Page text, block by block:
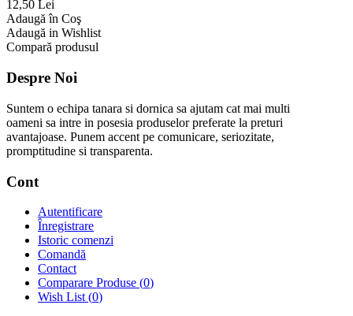
12,50 Lei
Adaugă în Coş
Adaugă in Wishlist
Compară produsul
Despre Noi
Suntem o echipa tanara si dornica sa ajutam cat mai multi
oameni sa intre in posesia produselor preferate la preturi
avantajoase. Punem accent pe comunicare, seriozitate,
promptitudine si transparenta.
Cont
Autentificare
Înregistrare
Istoric comenzi
Comandă
Contact
Comparare Produse (0)
Wish List (0)